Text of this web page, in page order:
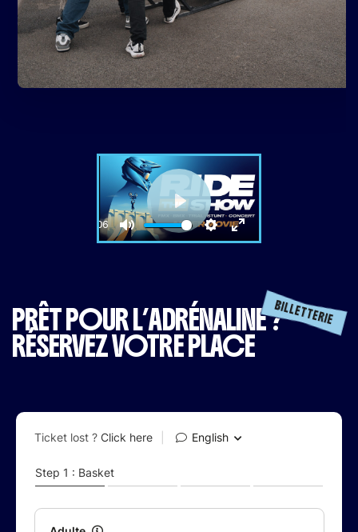
05:06
MUTE SETTINGS
ENTER
PLAY
BILLETTERIE
PRÊT POUR L’ADRÉNALINE ?
RÉSERVEZ VOTRE PLACE